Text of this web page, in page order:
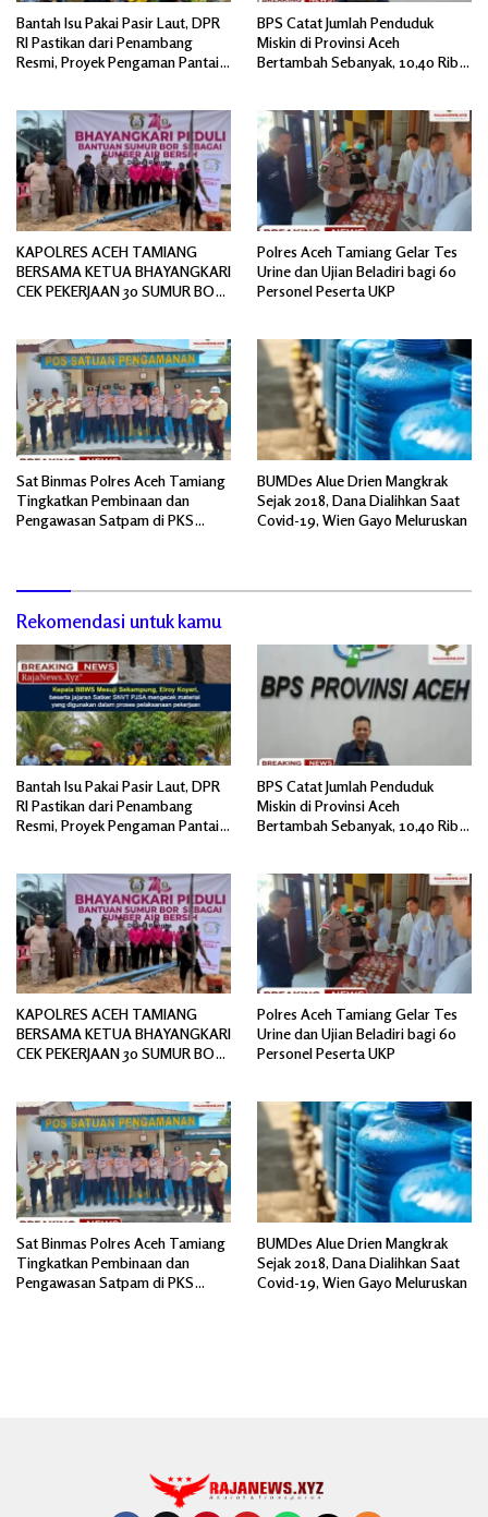
Bantah Isu Pakai Pasir Laut, DPR
RI Pastikan dari Penambang
Resmi, Proyek Pengaman Pantai
BPS Catat Jumlah Penduduk
Miskin di Provinsi Aceh
Bertambah Sebanyak, 10,40 Ribu
KAPOLRES ACEH TAMIANG
BERSAMA KETUA BHAYANGKARI
CEK PEKERJAAN 30 SUMUR BOR
Polres Aceh Tamiang Gelar Tes
Urine dan Ujian Beladiri bagi 60
Personel Peserta UKP
Sat Binmas Polres Aceh Tamiang
Tingkatkan Pembinaan dan
Pengawasan Satpam di PKS
BUMDes Alue Drien Mangkrak
Sejak 2018, Dana Dialihkan Saat
Covid-19, Wien Gayo Meluruskan
Rekomendasi untuk kamu
Bantah Isu Pakai Pasir Laut, DPR
RI Pastikan dari Penambang
Resmi, Proyek Pengaman Pantai
BPS Catat Jumlah Penduduk
Miskin di Provinsi Aceh
Bertambah Sebanyak, 10,40 Ribu
KAPOLRES ACEH TAMIANG
BERSAMA KETUA BHAYANGKARI
CEK PEKERJAAN 30 SUMUR BOR
Polres Aceh Tamiang Gelar Tes
Urine dan Ujian Beladiri bagi 60
Personel Peserta UKP
Sat Binmas Polres Aceh Tamiang
Tingkatkan Pembinaan dan
Pengawasan Satpam di PKS
BUMDes Alue Drien Mangkrak
Sejak 2018, Dana Dialihkan Saat
Covid-19, Wien Gayo Meluruskan